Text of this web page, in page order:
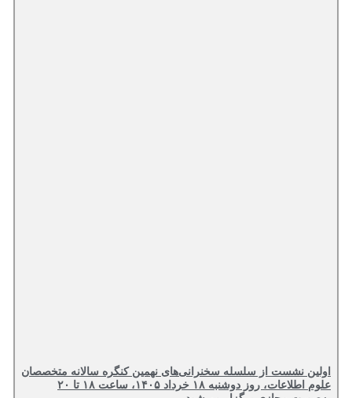
اولین نشست از سلسله سخنرانی‌های نهمین کنگره سالانه متخصصان
علوم اطلاعات، روز دوشنبه ۱۸ خرداد ۱۴۰۵، ساعت ۱۸ تا ۲۰